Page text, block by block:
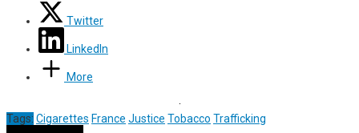
Twitter
LinkedIn
More
Tags: Cigarettes France Justice Tobacco Trafficking